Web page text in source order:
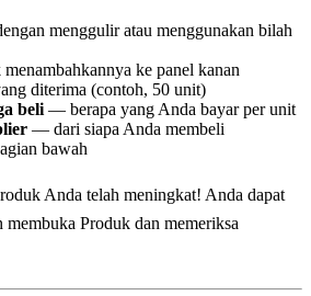
menggulir atau menggunakan bilah
menambahkannya ke panel kanan
diterima (contoh, 50 unit)
beli— berapa yang Anda bayar per unit
— dari siapa Anda membeli
bawah
Anda telah meningkat! Anda dapat
Produk dan memeriksa